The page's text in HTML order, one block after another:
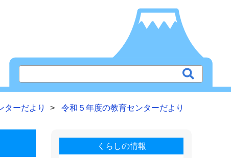
ターだより 令和５年度の教育センターだより
くらしの情報